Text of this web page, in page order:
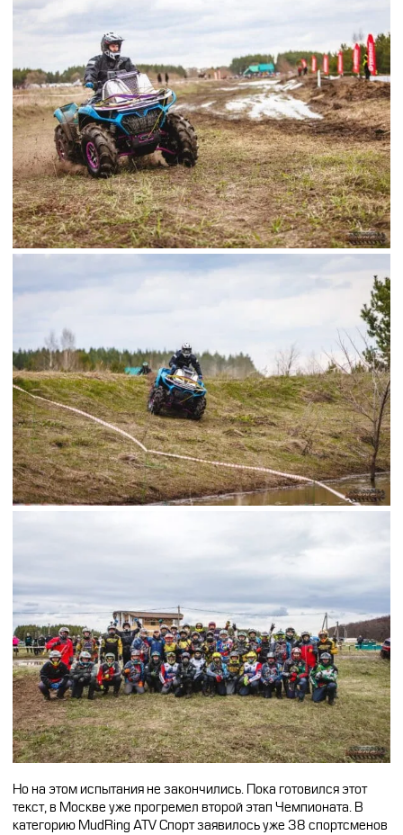
Но на этом испытания не закончились. Пока готовился этот
текст, в Москве уже прогремел второй этап Чемпионата. В
категорию MudRing ATV Спорт заявилось уже 38 спортсменов